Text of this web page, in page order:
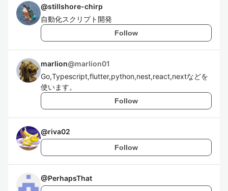
@stillshore-chirp
自動化スクリプト開発
Follow
marlion@marlion01
Go,Typescript,flutter,python,nest,react,nextなどを
使います。
Follow
@riva02
Follow
@PerhapsThat